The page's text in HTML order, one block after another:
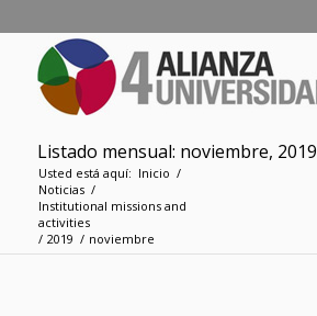
Listado mensual: noviembre, 2019
Usted está aquí: Inicio /
Noticias /
­­Institutional missions and
activities
/ 2019 / noviembre